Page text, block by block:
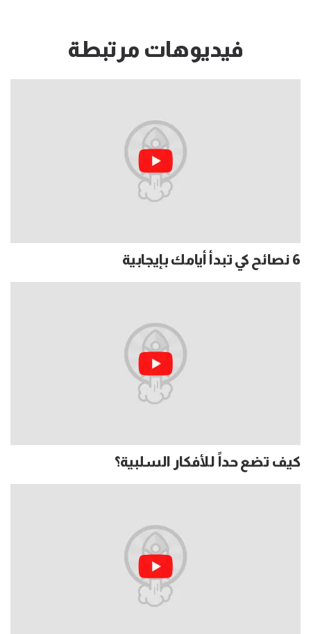
فيديوهات مرتبطة
6 نصائح كي تبدأ أيامك بإيجابية
كيف تضع حداً للأفكار السلبية؟